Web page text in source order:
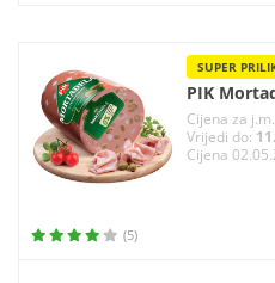
SUPER
PIK
Cijena za
Vrijedi do:
Cijena
(5)